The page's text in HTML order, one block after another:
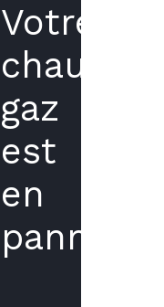
Votre
chaudière
gaz
est
en
panne?